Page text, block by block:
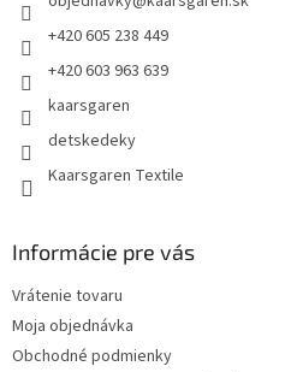
+420 605 238 449
+420 603 963 639
kaarsgaren
detskedeky
Kaarsgaren Textile
Informácie pre vás
Vrátenie tovaru
Moja objednávka
Obchodné podmienky